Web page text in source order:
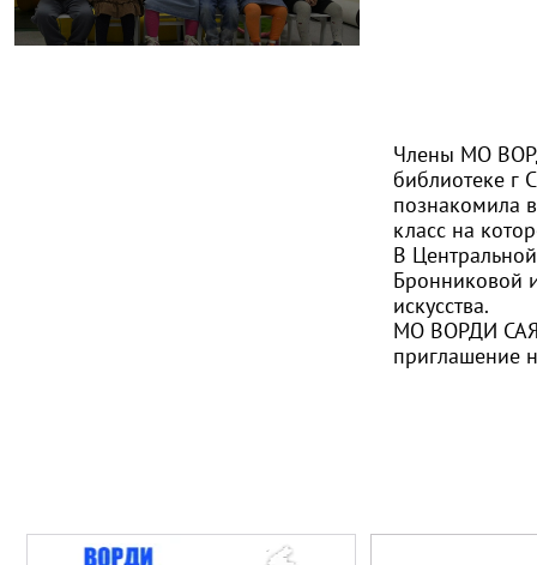
Члены МО
библиотеке г
познакомила
класс на
В
Бронниковой
искусства.
МО ВОРДИ
приглашение